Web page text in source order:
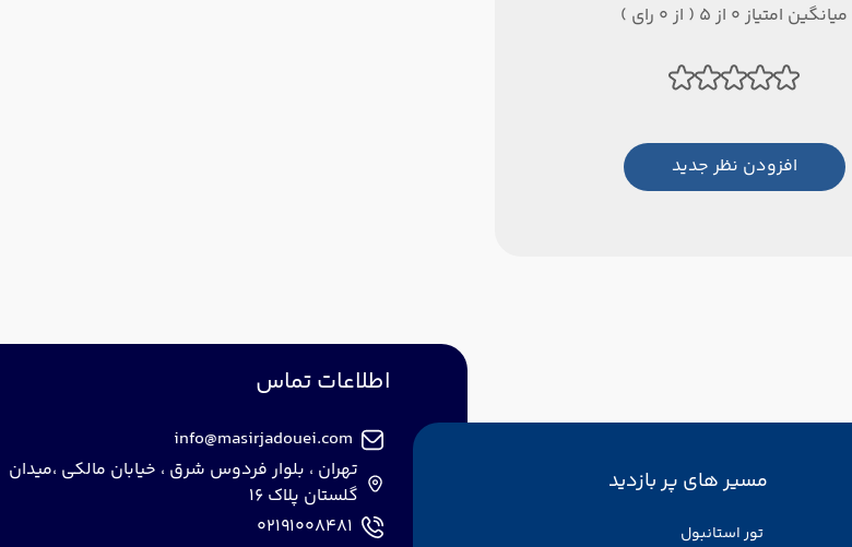
میانگین امتیاز 0 از 5 ( از 0 رای )
افزودن نظر جدید
مسیر های پر بازدید
تور استانبول
اطلاعات تماس
info@masirjadouei.com
تهران ، بلوار فردوس شرق ، خیابان مالکی ،میدان
گلستان پلاک 16
02191008481